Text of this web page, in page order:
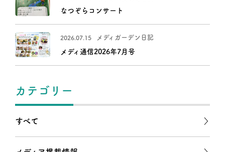
なつぞらコンサート
2026.07.15 メディガーデン日記
メディ通信2026年7月号
カテゴリー
すべて